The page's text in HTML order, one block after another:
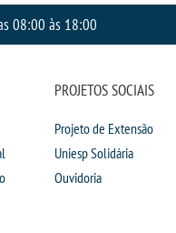
08:00 às 18:00
PROJETOS SOCIAIS
Projeto de Extensão
Uniesp Solidária
Ouvidoria